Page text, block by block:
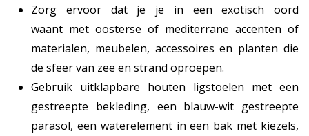
Zorg ervoor dat je je in een exotisch oord
waant met oosterse of mediterrane accenten of
materialen, meubelen, accessoires en planten die
de sfeer van zee en strand oproepen.
Gebruik uitklapbare houten ligstoelen met een
gestreepte bekleding, een blauw-wit gestreepte
parasol, een waterelement in een bak met kiezels,